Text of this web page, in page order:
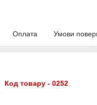
Оплата Умови
Код товару - 0252